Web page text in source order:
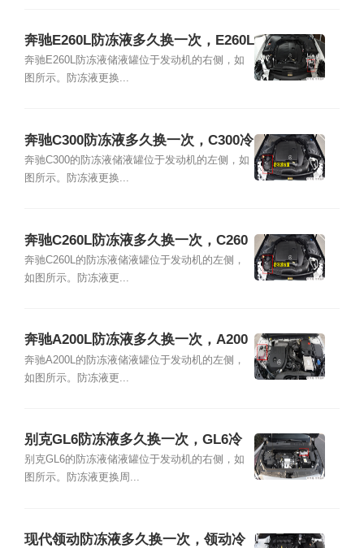
奔驰E260L防冻液多久换一次，E260L
冷却液加注及更换教程
奔驰E260L防冻液储液罐位于发动机的右侧，如
图所示。防冻液更换...
奔驰C300防冻液多久换一次，C300冷
却液加注及更换教程
奔驰C300的防冻液储液罐位于发动机的左侧，如
图所示。防冻液更换...
奔驰C260L防冻液多久换一次，C260
L冷却液加注及更换教程
奔驰C260L的防冻液储液罐位于发动机的左侧，
如图所示。防冻液更...
奔驰A200L防冻液多久换一次，A200
L冷却液加注及更换教程
奔驰A200L的防冻液储液罐位于发动机的左侧，
如图所示。防冻液更...
别克GL6防冻液多久换一次，GL6冷
却液加注及更换教程
别克GL6的防冻液储液罐位于发动机的右侧，如
图所示。防冻液更换周...
现代领动防冻液多久换一次，领动冷